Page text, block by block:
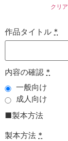
クリア
作品タイトル *
内容の確認 *
一般向け
成人向け
■製本方法
製本方法 *